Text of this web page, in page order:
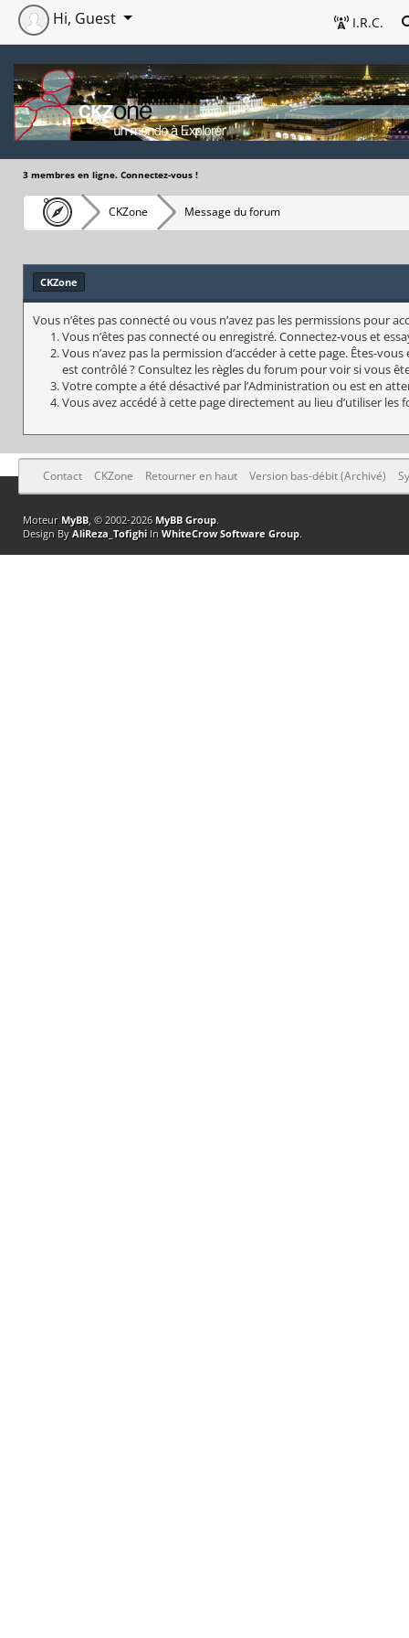
I.R.C.
Hi, Guest
3 membres en ligne. Connectez-vous !
CKZone Message du forum
CKZone
Vous n’êtes pas connecté ou vous n’avez pas les permissions pour
Vous n’êtes pas connecté ou enregistré. Connectez-vous et
Vous n’avez pas la permission d’accéder à cette page. Êtes-
est contrôlé ? Consultez les règles du forum pour voir si vous
Votre compte a été désactivé par l’Administration ou est en
Vous avez accédé à cette page directement au lieu d’utiliser
Contact CKZone Retourner en haut Version bas-débit (Archivé)
Moteur MyBB, © 2002-2026 MyBB Group.
Design By AliReza_TofighiIn WhiteCrow Software Group.